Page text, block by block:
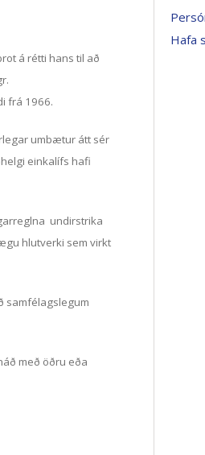
á rétti hans til að
frá 1966.
umbætur átt sér
einkalífs hafi
undirstrika
hlutverki sem virkt
samfélagslegum
með öðru eða
Hafa